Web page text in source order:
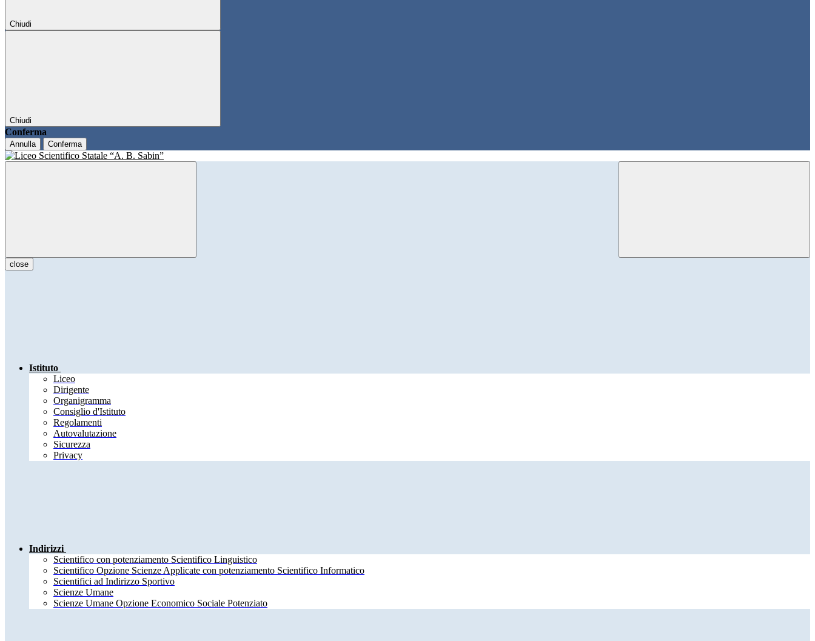
Chiudi
Chiudi
Conferma
Annulla Conferma
close
Istituto
Liceo
Dirigente
Organigramma
Consiglio d'Istituto
Regolamenti
Autovalutazione
Sicurezza
Privacy
Indirizzi
Scientifico con potenziamento Scientifico Linguistico
Scientifico Opzione Scienze Applicate con potenziamento Scientifico Informatico
Scientifici ad Indirizzo Sportivo
Scienze Umane
Scienze Umane Opzione Economico Sociale Potenziato